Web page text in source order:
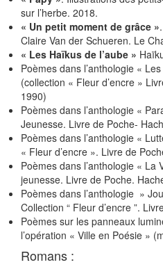
sur l’herbe. 2018.
« Un petit moment de grâce »
Claire Van der Schueren. Le
« Les Haïkus de l’aube »
Poèmes dans l’anthologie «
(collection « Fleur d’encre »
1990)
Poèmes dans l’anthologie «
Jeunesse. Livre de Poche-
Poèmes dans l’anthologie «
« Fleur d’encre ». Livre de
Poèmes dans l’anthologie « La
jeunesse. Livre de Poche.
Poèmes dans l’anthologie »
Collection “ Fleur d’encre ”.
Poèmes sur les panneaux
l’opération « Ville en Poésie »
Romans :